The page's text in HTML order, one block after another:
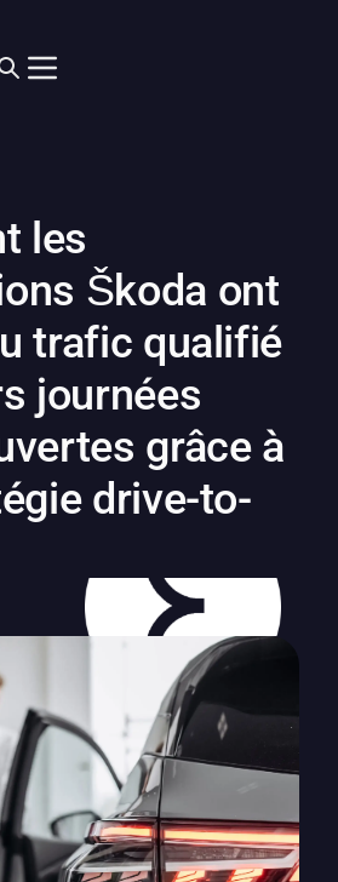
les
Škoda ont
trafic qualifié
journées
grâce à
drive-to-